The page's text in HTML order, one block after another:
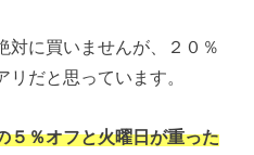
対に買いませんが、２０％
だと思っています。
５％オフと火曜日が重った